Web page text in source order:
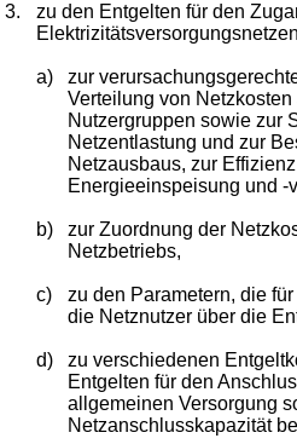
3.
zu den Entgelten für den
a)
zur
Verteilung von
Nutzergruppen sowie zur
Netzentlastung und zur
Netzausbaus, zur
Energieeinspeisung und -
b)
zur Zuordnung der
Netzbetriebs,
c)
zu den Parametern, die
die Netznutzer über die
d)
zu verschiedenen
Entgelten für den
allgemeinen Versorgung
Netzanschlusskapazität